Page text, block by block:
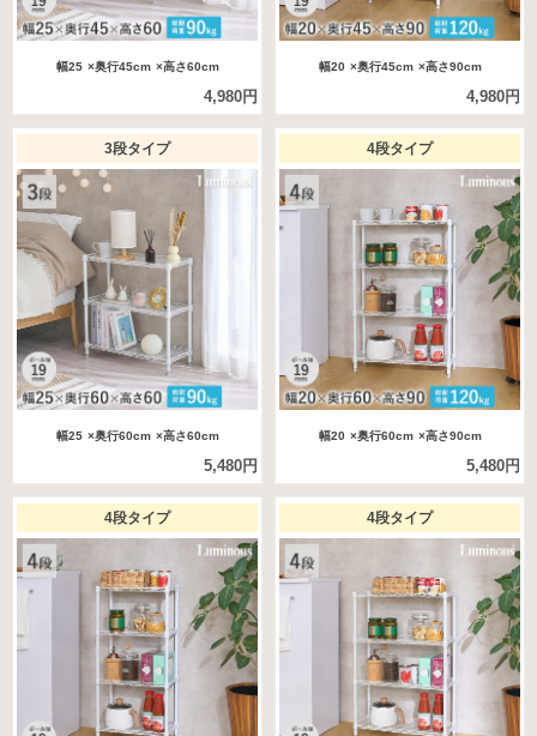
幅25 ×奥行45cm ×高さ60cm
4,980円
幅20 ×奥行45cm ×高さ90cm
4,980円
3段タイプ
幅25 ×奥行60cm ×高さ60cm
5,480円
4段タイプ
幅20 ×奥行60cm ×高さ90cm
5,480円
4段タイプ 4段タイプ